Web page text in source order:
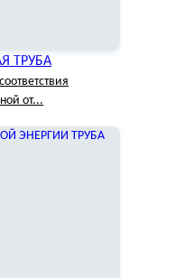
ТРУБА
от...